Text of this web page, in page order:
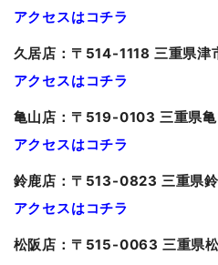
アクセスはコチラ
久居店：〒514-1118 三重県
アクセスはコチラ
亀山店：〒519-0103 三重県
アクセスはコチラ
鈴鹿店：〒513-0823 三重県
アクセスはコチラ
松阪店：〒515-0063 三重県